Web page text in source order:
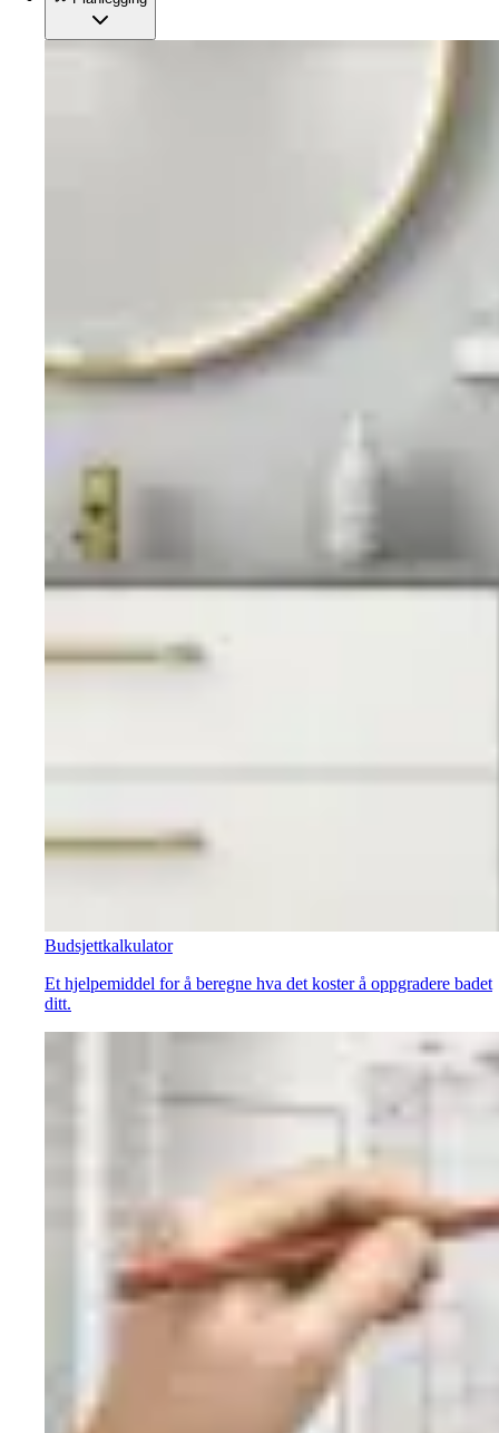
Budsjettkalkulator
Et hjelpemiddel for å beregne hva det koster å oppgradere badet
ditt.